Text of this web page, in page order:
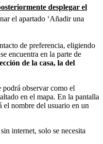
desplegar el
el apartado ‘Añadir una
de preferencia, eligiendo
encuentra en la parte de
de la casa, la del
podrá observar como el
en el mapa. En la pantalla
el nombre del usuario en un
internet, solo se necesita